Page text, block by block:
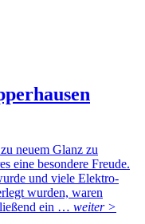
neuem Glanz zu
eine besondere Freude.
und viele Elektro-
wurden, waren
ein … weiter >